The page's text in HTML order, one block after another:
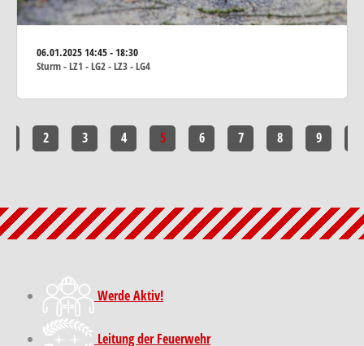
06.01.202514:45 - 18:30
Sturm - LZ1 - LG2 - LZ3 - LG4
2 3 4 5 6 7 8 9
Werde Aktiv!
Leitung der Feuerwehr